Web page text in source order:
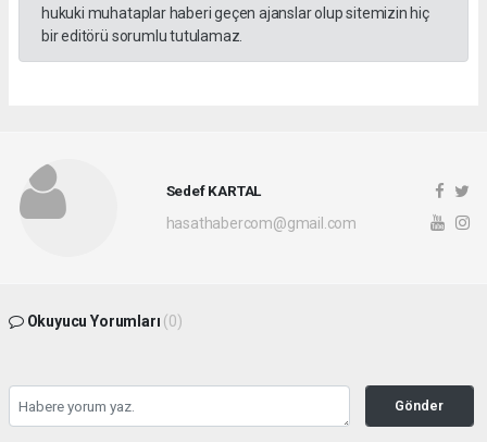
hukuki muhataplar haberi geçen ajanslar olup sitemizin hiç
bir editörü sorumlu tutulamaz.
Sedef KARTAL
hasathabercom@gmail.com
Okuyucu Yorumları (0)
Gönder